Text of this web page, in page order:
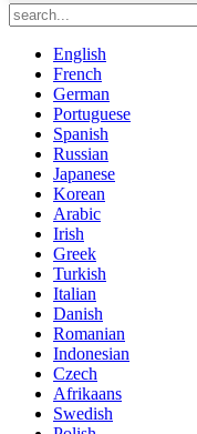
English
French
German
Portuguese
Spanish
Russian
Japanese
Korean
Arabic
Irish
Greek
Turkish
Italian
Danish
Romanian
Indonesian
Czech
Afrikaans
Swedish